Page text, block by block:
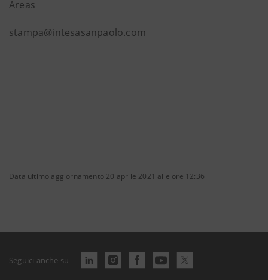
Areas
stampa@intesasanpaolo.com
Data ultimo aggiornamento 20 aprile 2021 alle ore 12:36
Seguici anche su